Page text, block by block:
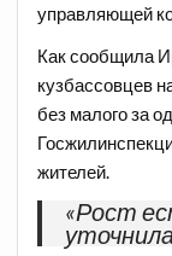
управляющей
Как сообщила
кузбассовцев
без малого за
жителей.
«Рост